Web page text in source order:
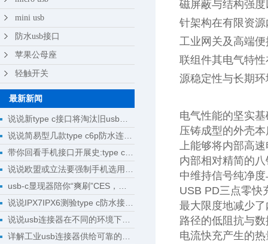
mini usb
防水usb接口
苹果公母座
轻触开关
最新新闻
说说新type c接口将淘汰旧usb接口成为回忆
说说简易型几款type c6p防水连接器母座规格尺寸
带你回看手机接口开展史:type c将完成大一统
说说欧盟或立法要强制手机选用type c接口
usb-c显现器陪你“爽刷”CES，明晰解锁新科技
说说IPX7IPX6测验type c防水接口测验计划
说说usb连接器在不同的环境下运用
详解工业usb连接器供给可靠的操作
磁屏蔽与结构强
针架构在有限资
工业网关及高端
联组件其电气特
源稳定性与长期
电气性能的坚实
压铸成型的外壳
上能够将内部高
内部相对精简的
中维持信号纯净
USB PD三点零快
最大限度地减少
路径的低阻抗与
电流快充产生的